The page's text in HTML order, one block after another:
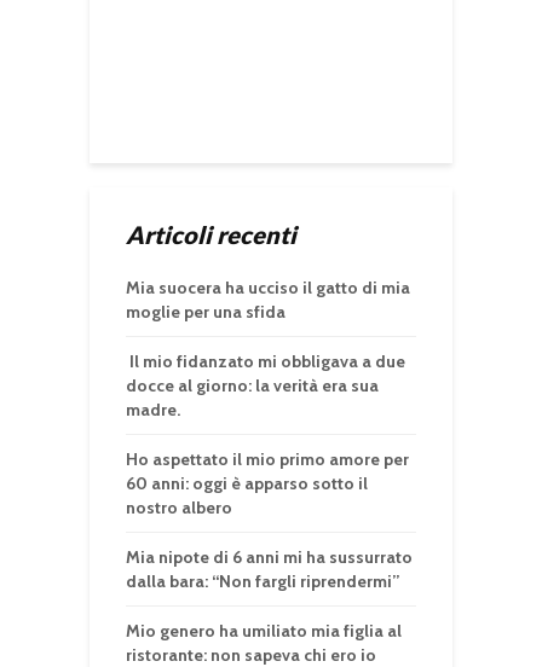
Articoli recenti
Mia suocera ha ucciso il gatto di mia
moglie per una sfida
Il mio fidanzato mi obbligava a due
docce al giorno: la verità era sua
madre.
Ho aspettato il mio primo amore per
60 anni: oggi è apparso sotto il
nostro albero
Mia nipote di 6 anni mi ha sussurrato
dalla bara: “Non fargli riprendermi”
Mio genero ha umiliato mia figlia al
ristorante: non sapeva chi ero io